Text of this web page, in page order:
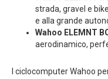
strada, gravel e
e alla grande
Wahoo ELEMNT
aerodinamico,
I ciclocomputer Wahoo